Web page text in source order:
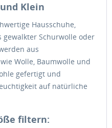
Klein
Hausschuhe,
gewalkter Schurwolle oder
aus
Wolle, Baumwolle und
gefertigt und
auf natürliche
filtern: